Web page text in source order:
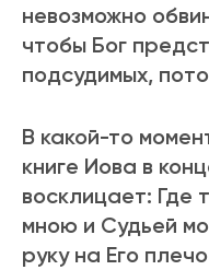
невозможно
чтобы Бог
подсудимых,
В какой-то
книге Иова в
восклицает: Где
мною и Судьей
pуку на Его